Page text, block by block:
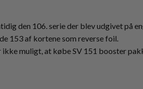
den 106. serie der blev udgivet på
153 af kortene som reverse foil.
muligt, at købe SV 151 booster